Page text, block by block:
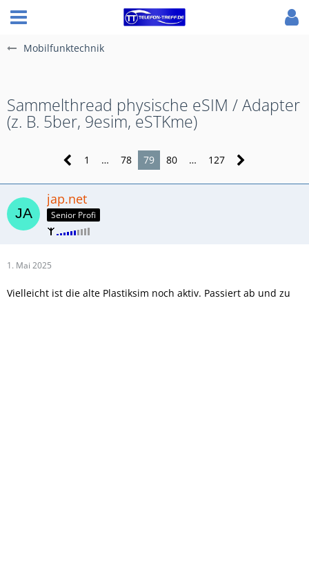
Mobilfunktechnik
Sammelthread physische eSIM / Adapter
(z. B. 5ber, 9esim, eSTKme)
1 … 78 79 80 … 127
jap.net
Senior Profi
1. Mai 2025
Vielleicht ist die alte Plastiksim noch aktiv. Passiert ab und zu